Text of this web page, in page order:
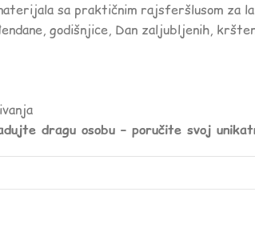
sa praktičnim rajsferšlusom za
godišnjice, Dan zaljubljenih,
dragu osobu – poručite svoj